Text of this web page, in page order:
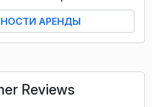
АРЕНДЫ
Reviews